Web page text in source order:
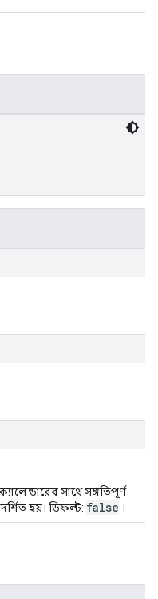
সাথে সঙ্গতিপূর্ণ
হয়। ডিফল্ট: false ।